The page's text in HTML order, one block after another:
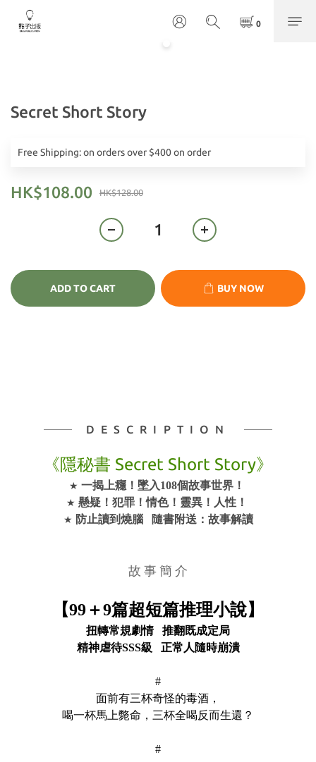
Secret Short Story
Free Shipping: on orders over $400 on order
HK$128.00
HK$108.00
ADD TO CART BUY NOW
DESCRIPTION
《隱秘書 Secret Short Story》
★ 一揭上癮！墜入108個故事世界！
★ 懸疑！犯罪！情色！靈異！人性！
★ 防止讀到燒腦   隨書附送：故事解讀
故 事 簡 介
【99＋9篇超短篇推理小說】
扭轉常規劇情   推翻既成定局
精神虐待SSS級   正常人隨時崩潰
#
面前有三杯奇怪的毒酒，
喝一杯馬上斃命，三杯全喝反而生還？
#